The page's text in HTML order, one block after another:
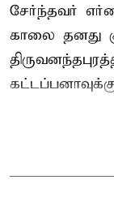
சேர்ந்தவர்
காலை தனது